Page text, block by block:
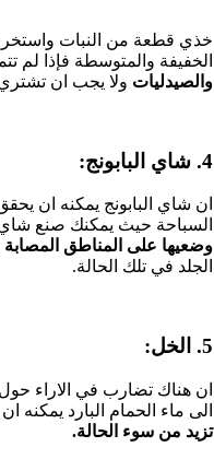
خذي قطعة من النبات
الخفيفة والمتوسطة فإذا لم
والصيدليات ولا يجب ان
4. شاي البابونج:
ان شاي البابونج يمكنه ان
السباحة حيث يمكنك صنع شاي
وضعيها على المناطق المصابة
الجلد في تلك الحالة.
5. الخل:
ان هناك تضارب في الاراء
الى ماء الحمام البارد يمكنه
تزيد من سوء الحالة.